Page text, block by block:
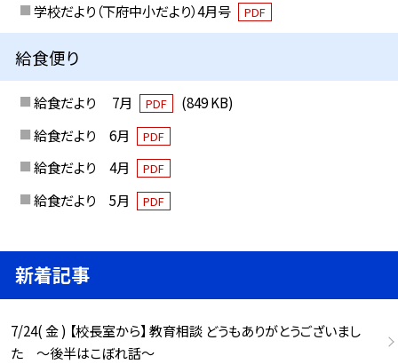
学校だより（下府中小だより）4月号 PDF
給食便り
給食だより 7月 PDF
(849 KB)
給食だより 6月
PDF
給食だより 4月 PDF
給食だより 5月 PDF
新着記事
7/24( 金 ) 【校長室から】 教育相談 どうもありがとうございまし
た ～後半はこぼれ話～